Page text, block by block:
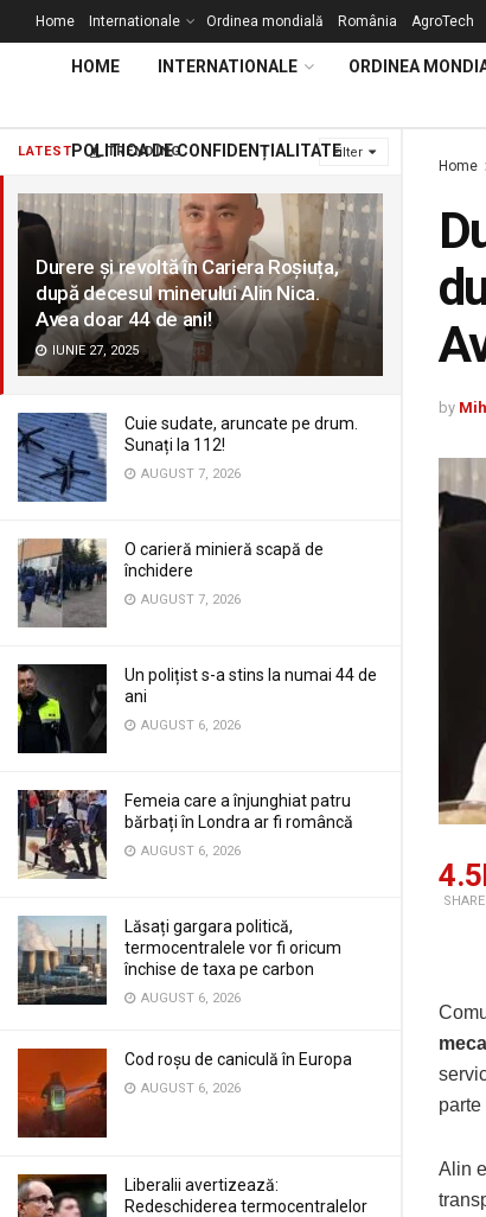
LATEST TRENDING Filter
Durere și revoltă în Cariera Roșiuța,
după decesul minerului Alin Nica.
Avea doar 44 de ani!
IUNIE 27, 2025
Cuie sudate, aruncate pe drum.
Sunați la 112!
AUGUST 7, 2026
O carieră minieră scapă de
închidere
AUGUST 7, 2026
Un polițist s-a stins la numai 44 de
ani
AUGUST 6, 2026
Femeia care a înjunghiat patru
bărbați în Londra ar fi româncă
AUGUST 6, 2026
Lăsați gargara politică,
termocentralele vor fi oricum
închise de taxa pe carbon
AUGUST 6, 2026
Cod roșu de caniculă în Europa
AUGUST 6, 2026
Liberalii avertizează:
Redeschiderea termocentralelor
Home Internationale Ordinea mondială România AgroTech
HOME INTERNATIONALE ORDINEA
POLITICA DE CONFIDENȚIALITATE
Home
by
Alin